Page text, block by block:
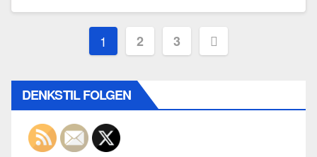
Seitennummerierung
Beiträge
1 2 3
DENKSTIL FOLGEN